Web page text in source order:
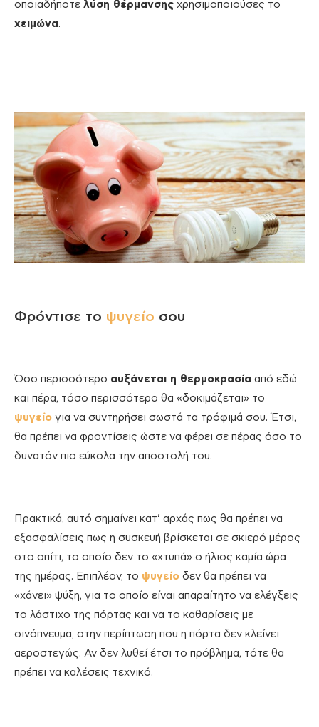
οποιαδήποτε λύση θέρμανσης χρησιμοποιούσες το
χειμώνα.
Φρόντισε το ψυγείο σου
Όσο περισσότερο αυξάνεται η θερμοκρασία από εδώ
και πέρα, τόσο περισσότερο θα «δοκιμάζεται» το
ψυγείο για να συντηρήσει σωστά τα τρόφιμά σου. Έτσι,
θα πρέπει να φροντίσεις ώστε να φέρει σε πέρας όσο το
δυνατόν πιο εύκολα την αποστολή του.
Πρακτικά, αυτό σημαίνει κατ’ αρχάς πως θα πρέπει να
εξασφαλίσεις πως η συσκευή βρίσκεται σε σκιερό μέρος
στο σπίτι, το οποίο δεν το «χτυπά» ο ήλιος καμία ώρα
της ημέρας. Επιπλέον, το ψυγείο δεν θα πρέπει να
«χάνει» ψύξη, για το οποίο είναι απαραίτητο να ελέγξεις
το λάστιχο της πόρτας και να το καθαρίσεις με
οινόπνευμα, στην περίπτωση που η πόρτα δεν κλείνει
αεροστεγώς. Αν δεν λυθεί έτσι το πρόβλημα, τότε θα
πρέπει να καλέσεις τεχνικό.